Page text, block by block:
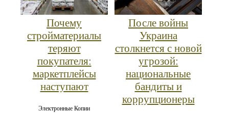
Почему
стройматериалы
теряют
покупателя:
маркетплейсы
наступают
Электронные Копии
После войны
Украина
столкнется с новой
угрозой:
национальные
бандиты и
коррупционеры